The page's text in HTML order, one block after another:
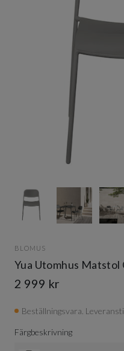
BLOMUS
Yua Utomhus Matstol
2 999 kr
Beställningsvara.
Färgbeskrivning